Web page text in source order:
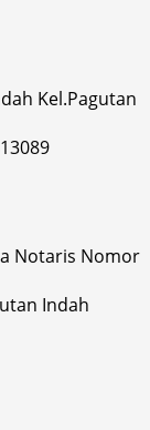
Kel.Pagutan
Notaris Nomor
Indah